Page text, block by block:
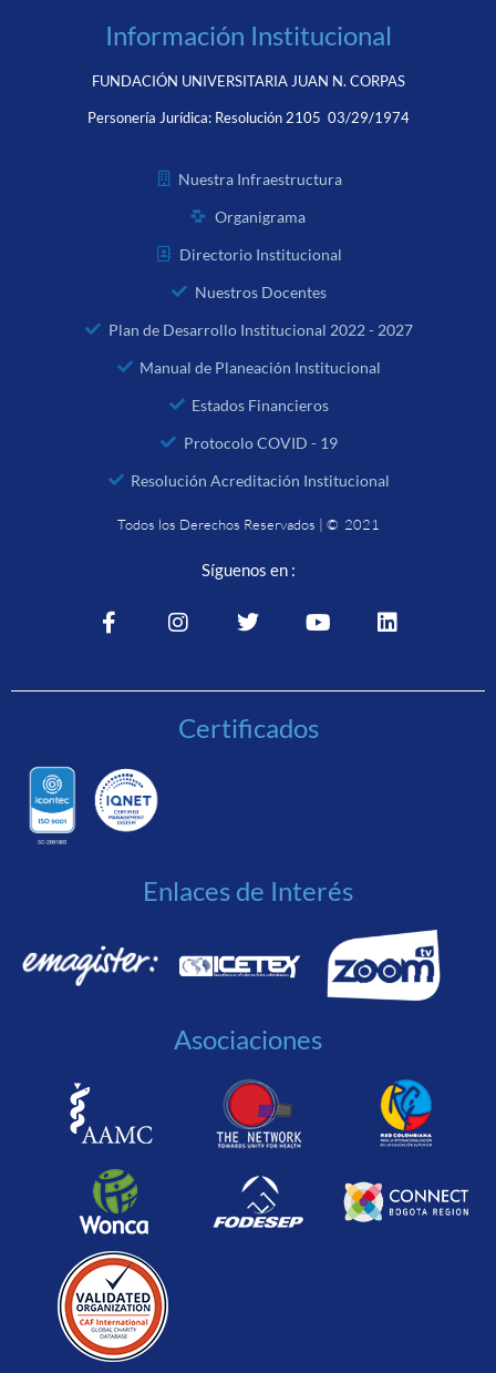
Información Institucional
FUNDACIÓN UNIVERSITARIA JUAN N. CORPAS
Personería Jurídica: Resolución 2105 03/29/1974
Nuestra Infraestructura
Organigrama
Directorio Institucional
Nuestros Docentes
Plan de Desarrollo Institucional 2022 - 2027
Manual de Planeación Institucional
Estados Financieros
Protocolo COVID - 19
Resolución Acreditación Institucional
Todos los Derechos Reservados | © 2021
Síguenos en :
Certificados
Enlaces de Interés
Asociaciones